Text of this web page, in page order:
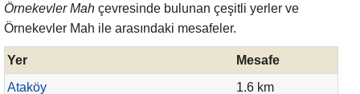
Örnekevler Mah çevresinde bulunan çeşitli yerler ve
Örnekevler Mah ile arasındaki mesafeler.
Yer
Mesafe
Ataköy
1.6 km